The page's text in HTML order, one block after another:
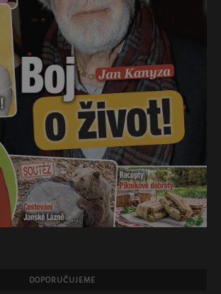
DOPORUČUJEME